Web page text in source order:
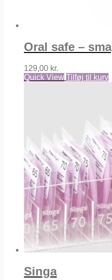
Oral safe –
129,00 kr.
Quick View Tilføj til kurv
Singa